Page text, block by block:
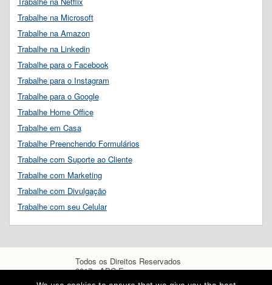
Trabalhe na Microsoft
Trabalhe na Amazon
Trabalhe na Linkedin
Trabalhe para o Facebook
Trabalhe para o Instagram
Trabalhe para o Google
Trabalhe Home Office
Trabalhe em Casa
Trabalhe Preenchendo Formulários
Trabalhe com Suporte ao Cliente
Trabalhe com Marketing
Trabalhe com Divulgação
Trabalhe com seu Celular
Todos os Direitos Reservados
2017 - ABC Empregos